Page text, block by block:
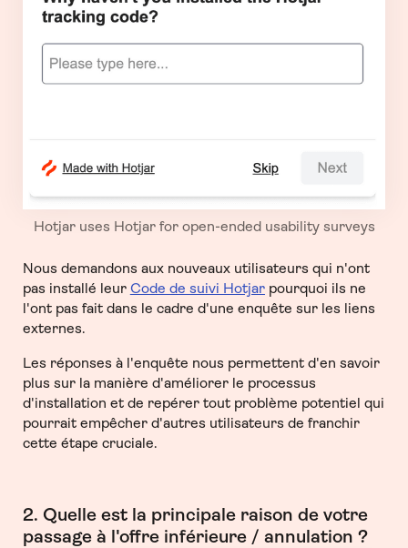
Hotjar uses Hotjar for open-ended usability surveys
Nous demandons aux nouveaux utilisateurs qui n'ont
pas installé leur Code de suivi Hotjarpourquoi ils ne
l'ont pas fait dans le cadre d'une enquête sur les liens
externes.
Les réponses à l'enquête nous permettent d'en savoir
plus sur la manière d'améliorer le processus
d'installation et de repérer tout problème potentiel qui
pourrait empêcher d'autres utilisateurs de franchir
cette étape cruciale.
2. Quelle est la principale raison de votre
passage à l'offre inférieure / annulation ?